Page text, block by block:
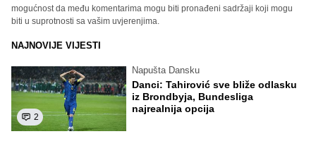
mogućnost da među komentarima mogu biti pronađeni sadržaji koji mogu
biti u suprotnosti sa vašim uvjerenjima.
NAJNOVIJE VIJESTI
2
Napušta Dansku
Danci: Tahirović sve bliže odlasku
iz Brondbyja, Bundesliga
najrealnija opcija